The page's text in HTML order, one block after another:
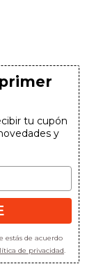
tu cupón
y
estás de acuerdo
de privacidad.